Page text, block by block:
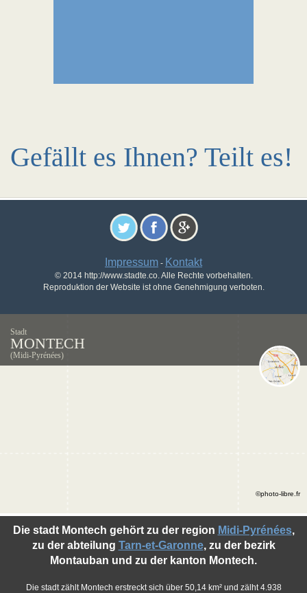
Gefällt es Ihnen? Teilt es!
Impressum - Kontakt
© 2014 http://www.stadte.co. Alle Rechte vorbehalten.
Reproduktion der Website ist ohne Genehmigung verboten.
Stadt
MONTECH
(Midi-Pyrénées)
Die stadt Montech gehört zu der region Midi-Pyrénées,
zu der abteilung Tarn-et-Garonne, zu der bezirk
Montauban und zu der kanton Montech.
Die stadt zählt Montech erstreckt sich über 50,14 km² und zälht 4.938
©photo-libre.fr